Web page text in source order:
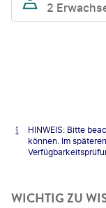
2
HINWEIS: Bitte
können. Im
WICHTIG ZU